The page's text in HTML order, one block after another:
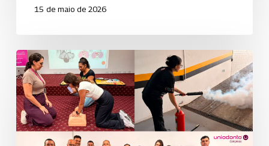
15 de maio de 2026
Uniodonto
Campinas
promove
capacitação
da
Brigada